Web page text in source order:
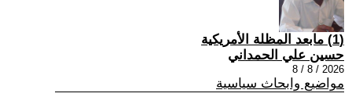
(1) مابعد المظلة الأمريكية
حسين علي الحمداني
2026 / 8 / 8
مواضيع وابحاث سياسية